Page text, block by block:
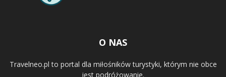
O NAS
Travelneo.pl to portal dla miłośników turystyki, którym nie obce
jest podróżowanie.